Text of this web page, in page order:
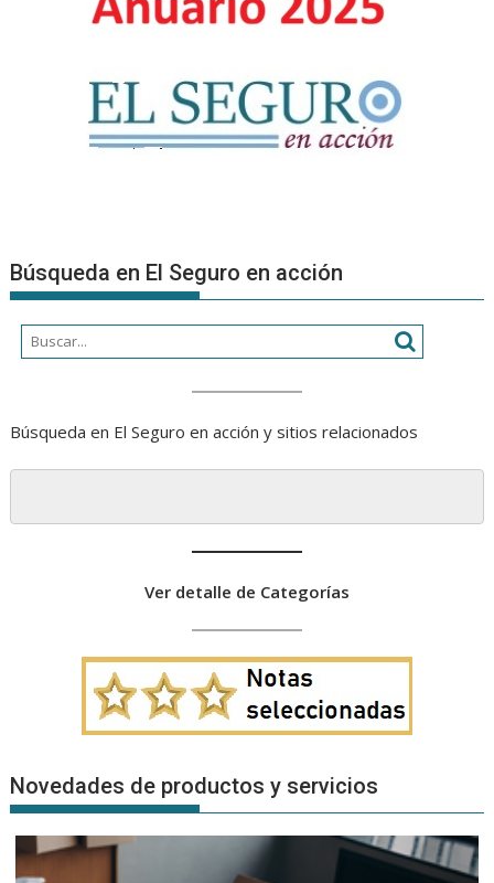
Búsqueda en El Seguro en acción
Búsqueda en El Seguro en acción y sitios relacionados
Ver detalle de Categorías
Novedades de productos y servicios